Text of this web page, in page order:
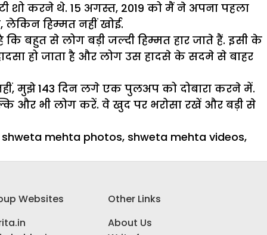
शो करने थे. 15 अगस्त, 2019 को मैं ने अपना पहला
लेकिन हिम्मत नहीं खोई.
बहुत से लोग बड़ी जल्दी हिम्मत हार जाते हैं. इसी के
हो जाता है और लोग उस हादसे के सदमे से बाहर
मुझे 143 दिन लगे एक पुलअप को दोबारा करने में.
और भी लोग करें. वे खुद पर भरोसा रखें और बड़ी से
shweta mehta photos, shweta mehta videos,
Websites
Other Links
About Us